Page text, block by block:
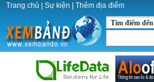
Trang chủ Sự kiện Thêm địa điểm
Tìm điểm đến